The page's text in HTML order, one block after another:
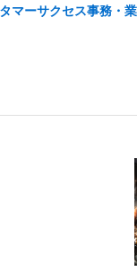
マーサクセス事務・